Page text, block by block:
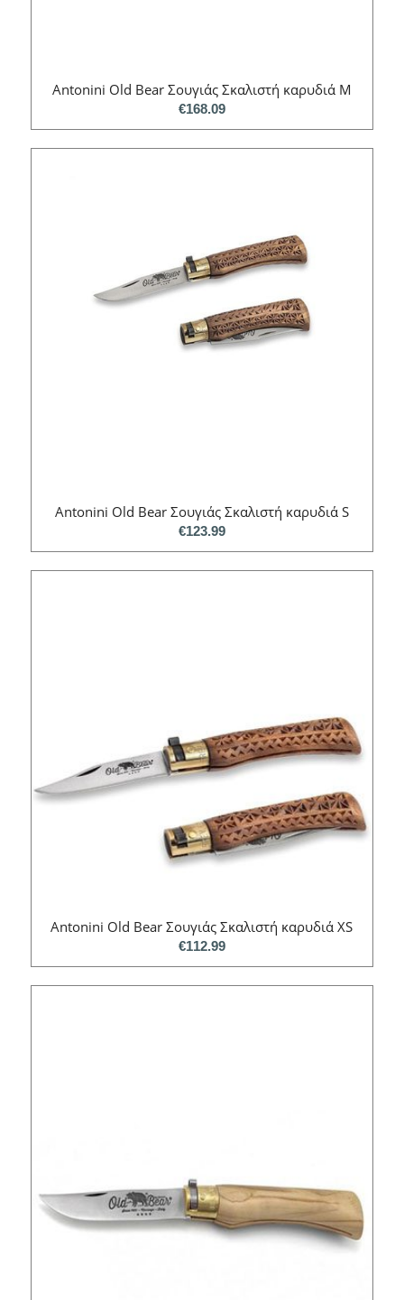
Antonini Old Bear Σουγιάς Σκαλιστή καρυδιά M
€168.09
Antonini Old Bear Σουγιάς Σκαλιστή καρυδιά S
€123.99
Antonini Old Bear Σουγιάς Σκαλιστή καρυδιά XS
€112.99